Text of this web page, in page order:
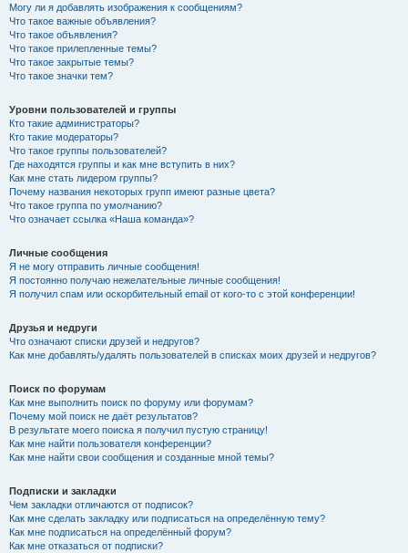
Могу ли я добавлять изображения к сообщениям?
Что такое важные объявления?
Что такое объявления?
Что такое прилепленные темы?
Что такое закрытые темы?
Что такое значки тем?
Уровни пользователей и группы
Кто такие администраторы?
Кто такие модераторы?
Что такое группы пользователей?
Где находятся группы и как мне вступить в них?
Как мне стать лидером группы?
Почему названия некоторых групп имеют разные цвета?
Что такое группа по умолчанию?
Что означает ссылка «Наша команда»?
Личные сообщения
Я не могу отправить личные сообщения!
Я постоянно получаю нежелательные личные сообщения!
Я получил спам или оскорбительный email от кого-то с этой конференции!
Друзья и недруги
Что означают списки друзей и недругов?
Как мне добавлять/удалять пользователей в списках моих друзей и недругов?
Поиск по форумам
Как мне выполнить поиск по форуму или форумам?
Почему мой поиск не даёт результатов?
В результате моего поиска я получил пустую страницу!
Как мне найти пользователя конференции?
Как мне найти свои сообщения и созданные мной темы?
Подписки и закладки
Чем закладки отличаются от подписок?
Как мне сделать закладку или подписаться на определённую тему?
Как мне подписаться на определённый форум?
Как мне отказаться от подписки?